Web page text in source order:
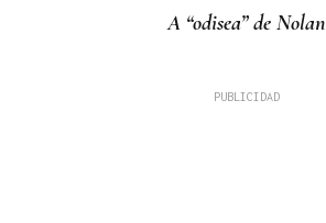
A “odisea” de Nolan